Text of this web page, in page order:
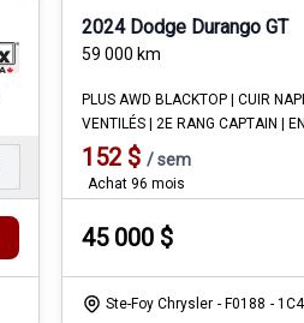
2024 Dodge Durango GT
59 000 km
PLUS AWD BLACKTOP | CUIR
VENTILÉS | 2E RANG CAPTAIN |
152 $ / sem
Achat 96 mois
45 000 $
Ste-Foy Chrysler - F0188 -